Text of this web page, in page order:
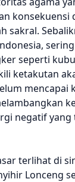
konsekuensi
sakral.
seperti
ketakutan
mencapai
negatif
terlihat di
Lonceng